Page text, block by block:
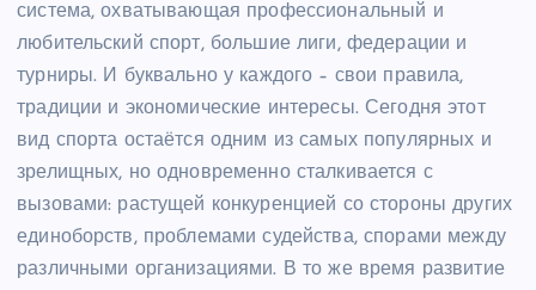
система, охватывающая профессиональный и
любительский спорт, большие лиги, федерации и
турниры. И буквально у каждого – свои правила,
традиции и экономические интересы. Сегодня этот
вид спорта остаётся одним из самых популярных и
зрелищных, но одновременно сталкивается с
вызовами: растущей конкуренцией со стороны других
единоборств, проблемами судейства, спорами между
различными организациями. В то же время развитие